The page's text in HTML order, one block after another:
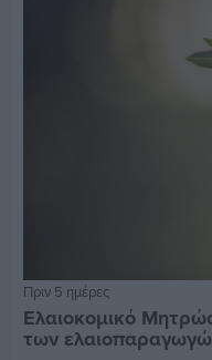
Πριν 5 ημέρες
Ελαιοκομικό
των